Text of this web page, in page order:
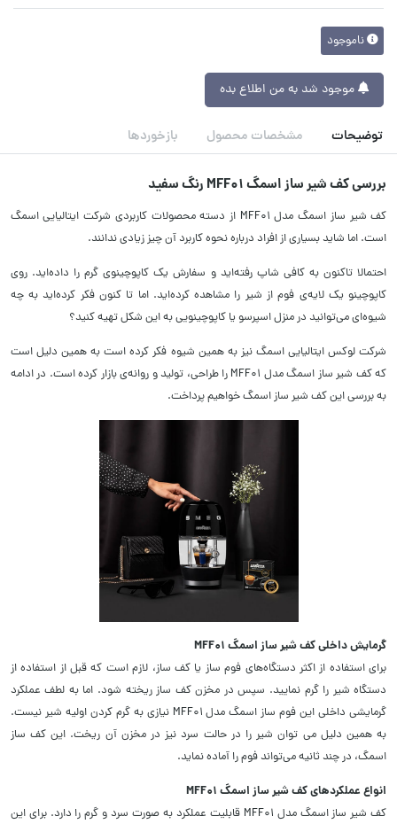
ناموجود
موجود شد به من اطلاع بده
توضیحات مشخصات محصول بازخوردها
بررسی کف شیر ساز اسمگ MFF01 رنگ سفید
کف شیر ساز اسمگ مدل MFF01 از دسته محصولات کاربردی شرکت ایتالیایی اسمگ
است. اما شاید بسیاری از افراد درباره نحوه کاربرد آن چیز زیادی ندانند.
احتمالا تاکنون به کافی شاپ رفته‌اید و سفارش یک کاپوچینوی گرم را داده‌اید. روی
کاپوچینو یک لایه‌ی فوم از شیر را مشاهده کرده‌اید. اما تا کنون فکر کرده‌اید به چه
شیوه‌ای می‌توانید در منزل اسپرسو یا کاپوچینویی به این شکل تهیه کنید؟
شرکت لوکس ایتالیایی اسمگ نیز به همین شیوه فکر کرده است به همین دلیل است
که کف شیر ساز اسمگ مدل MFF01 را طراحی، تولید و روانه‌ی بازار کرده است. در ادامه
به بررسی این کف شیر ساز اسمگ خواهیم پرداخت.
گرمایش داخلی کف شیر ساز اسمگ MFF01
برای استفاده از اکثر دستگاه‌های فوم ساز یا کف ساز، لازم است که قبل از استفاده از
دستگاه شیر را گرم نمایید. سپس در مخزن کف ساز ریخته شود. اما به لطف عملکرد
گرمایشی داخلی این فوم ساز اسمگ مدل MFF01 نیازی به گرم کردن اولیه شیر نیست.
به همین دلیل می توان شیر را در حالت سرد نیز در مخزن آن ریخت. این کف ساز
اسمگ، در چند ثانیه می‌تواند فوم را آماده نماید.
انواع عملکردهای کف شیر ساز اسمگ MFF01
کف شیر ساز اسمگ مدل MFF01 قابلیت عملکرد به صورت سرد و گرم را دارد. برای این